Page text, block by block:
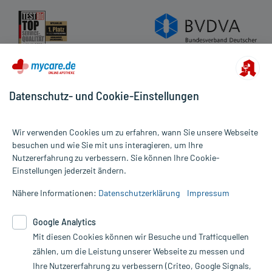
Cookie-Einstellungen
Rückgabe/Widerruf
Alle Preise gelten inkl. MwSt., ggf. zzgl. Versandkosten
Informationen auf dieser Website werden ausschließlich für
die Untersuchung und Behandlung durch einen Arzt. Bitte
Therapien eingeleitet werden können. | Diese Webseite benutzt
Google Analytics. Lesen Sie bitte dazu die wichtigen Hinweise in
unserer Datenschutzerklärung. Für den Widerruf einer Bestellung
nutzen Sie das Formular:
Datenschutz- und Cookie-Einstellungen
Wir verwenden Cookies um zu erfahren, wann Sie unsere Webseite
besuchen und wie Sie mit uns interagieren, um Ihre
Nutzererfahrung zu verbessern. Sie können Ihre Cookie-
Einstellungen jederzeit ändern.
Nähere Informationen: Datenschutzerklärung Impressum
Google Analytics
Mit diesen Cookies können wir Besuche und Trafficquellen
zählen, um die Leistung unserer Webseite zu messen und
Ihre Nutzererfahrung zu verbessern (Criteo, Google Signals,